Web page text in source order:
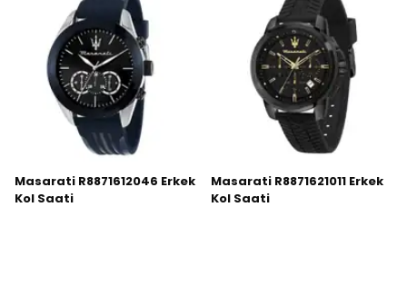
Masarati R8871612046 Erkek
Kol Saati
Masarati R8871621011 Erkek
Kol Saati